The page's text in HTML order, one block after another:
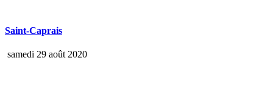
Saint-Caprais
samedi 29 août 2020